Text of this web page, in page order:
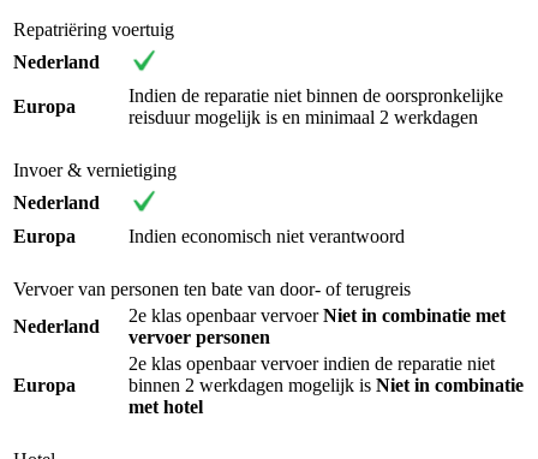
Repatriëring voertuig
Nederland
Europa
Indien de reparatie niet binnen de oorspronkelijke
reisduur mogelijk is en minimaal 2 werkdagen
Invoer & vernietiging
Nederland
Europa
Indien economisch niet verantwoord
Vervoer van personen ten bate van door- of terugreis
Nederland
2e klas openbaar vervoerNiet in combinatie met
vervoer personen
Europa
2e klas openbaar vervoer indien de reparatie niet
binnen 2 werkdagen mogelijk is Niet in combinatie
met hotel